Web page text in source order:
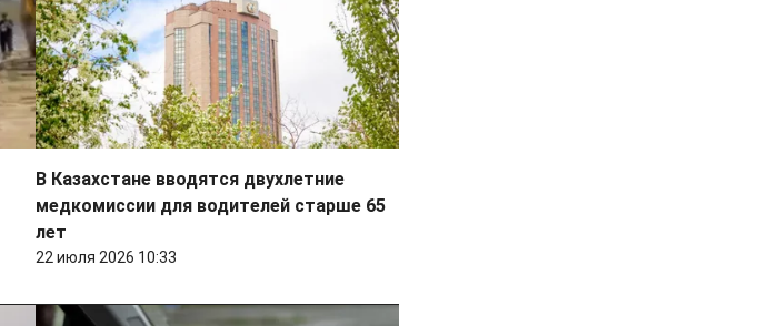
В Казахстане вводятся двухлетние
медкомиссии для водителей старше 65
лет
22 июля 2026 10:33